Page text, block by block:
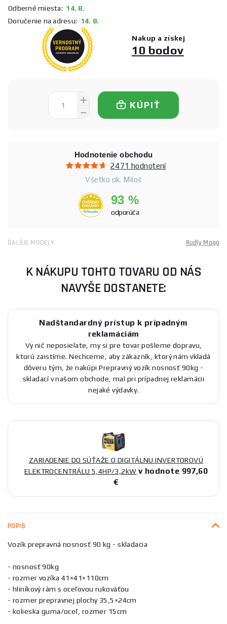
Odberné miesta: 14. 8.
Doručenie na adresu: 14. 8.
Nakup a získej
10 bodov
KÚPIŤ
Hodnotenie obchodu
2471 hodnotení
Všetko ok. Miloš
93 %
odporúča
ĎALŠIE MODELY Rudly Magg
K NÁKUPU TOHTO TOVARU OD NÁS
NAVYŠE DOSTANETE:
Nadštandardný prístup k prípadným
reklamáciám
Vy nič neposielate, my si pre tovar pošleme dopravu,
ktorú zaistíme. Nechceme, aby zákazník, ktorý nám vkladá
dôveru tým, že nakúpi Prepravný vozík nosnosť 90kg -
skladací v našom obchode, mal pri prípadnej reklamácii
nejaké výdavky.
ZARIADENIE DO SÚŤAŽE O DIGITÁLNU INVERTOROVÚ
ELEKTROCENTRÁLU 5,4HP/3,2kW v hodnote 997,60
€
POPIS
Vozík prepravná nosnosť 90 kg - skladacia
- nosnosť 90kg
- rozmer vozíka 41×41×110cm
- hliníkový rám s oceľovou rukoväťou
- rozmer prepravnej plochy 35,5×24cm
- kolieska guma/oceľ, rozmer 15cm